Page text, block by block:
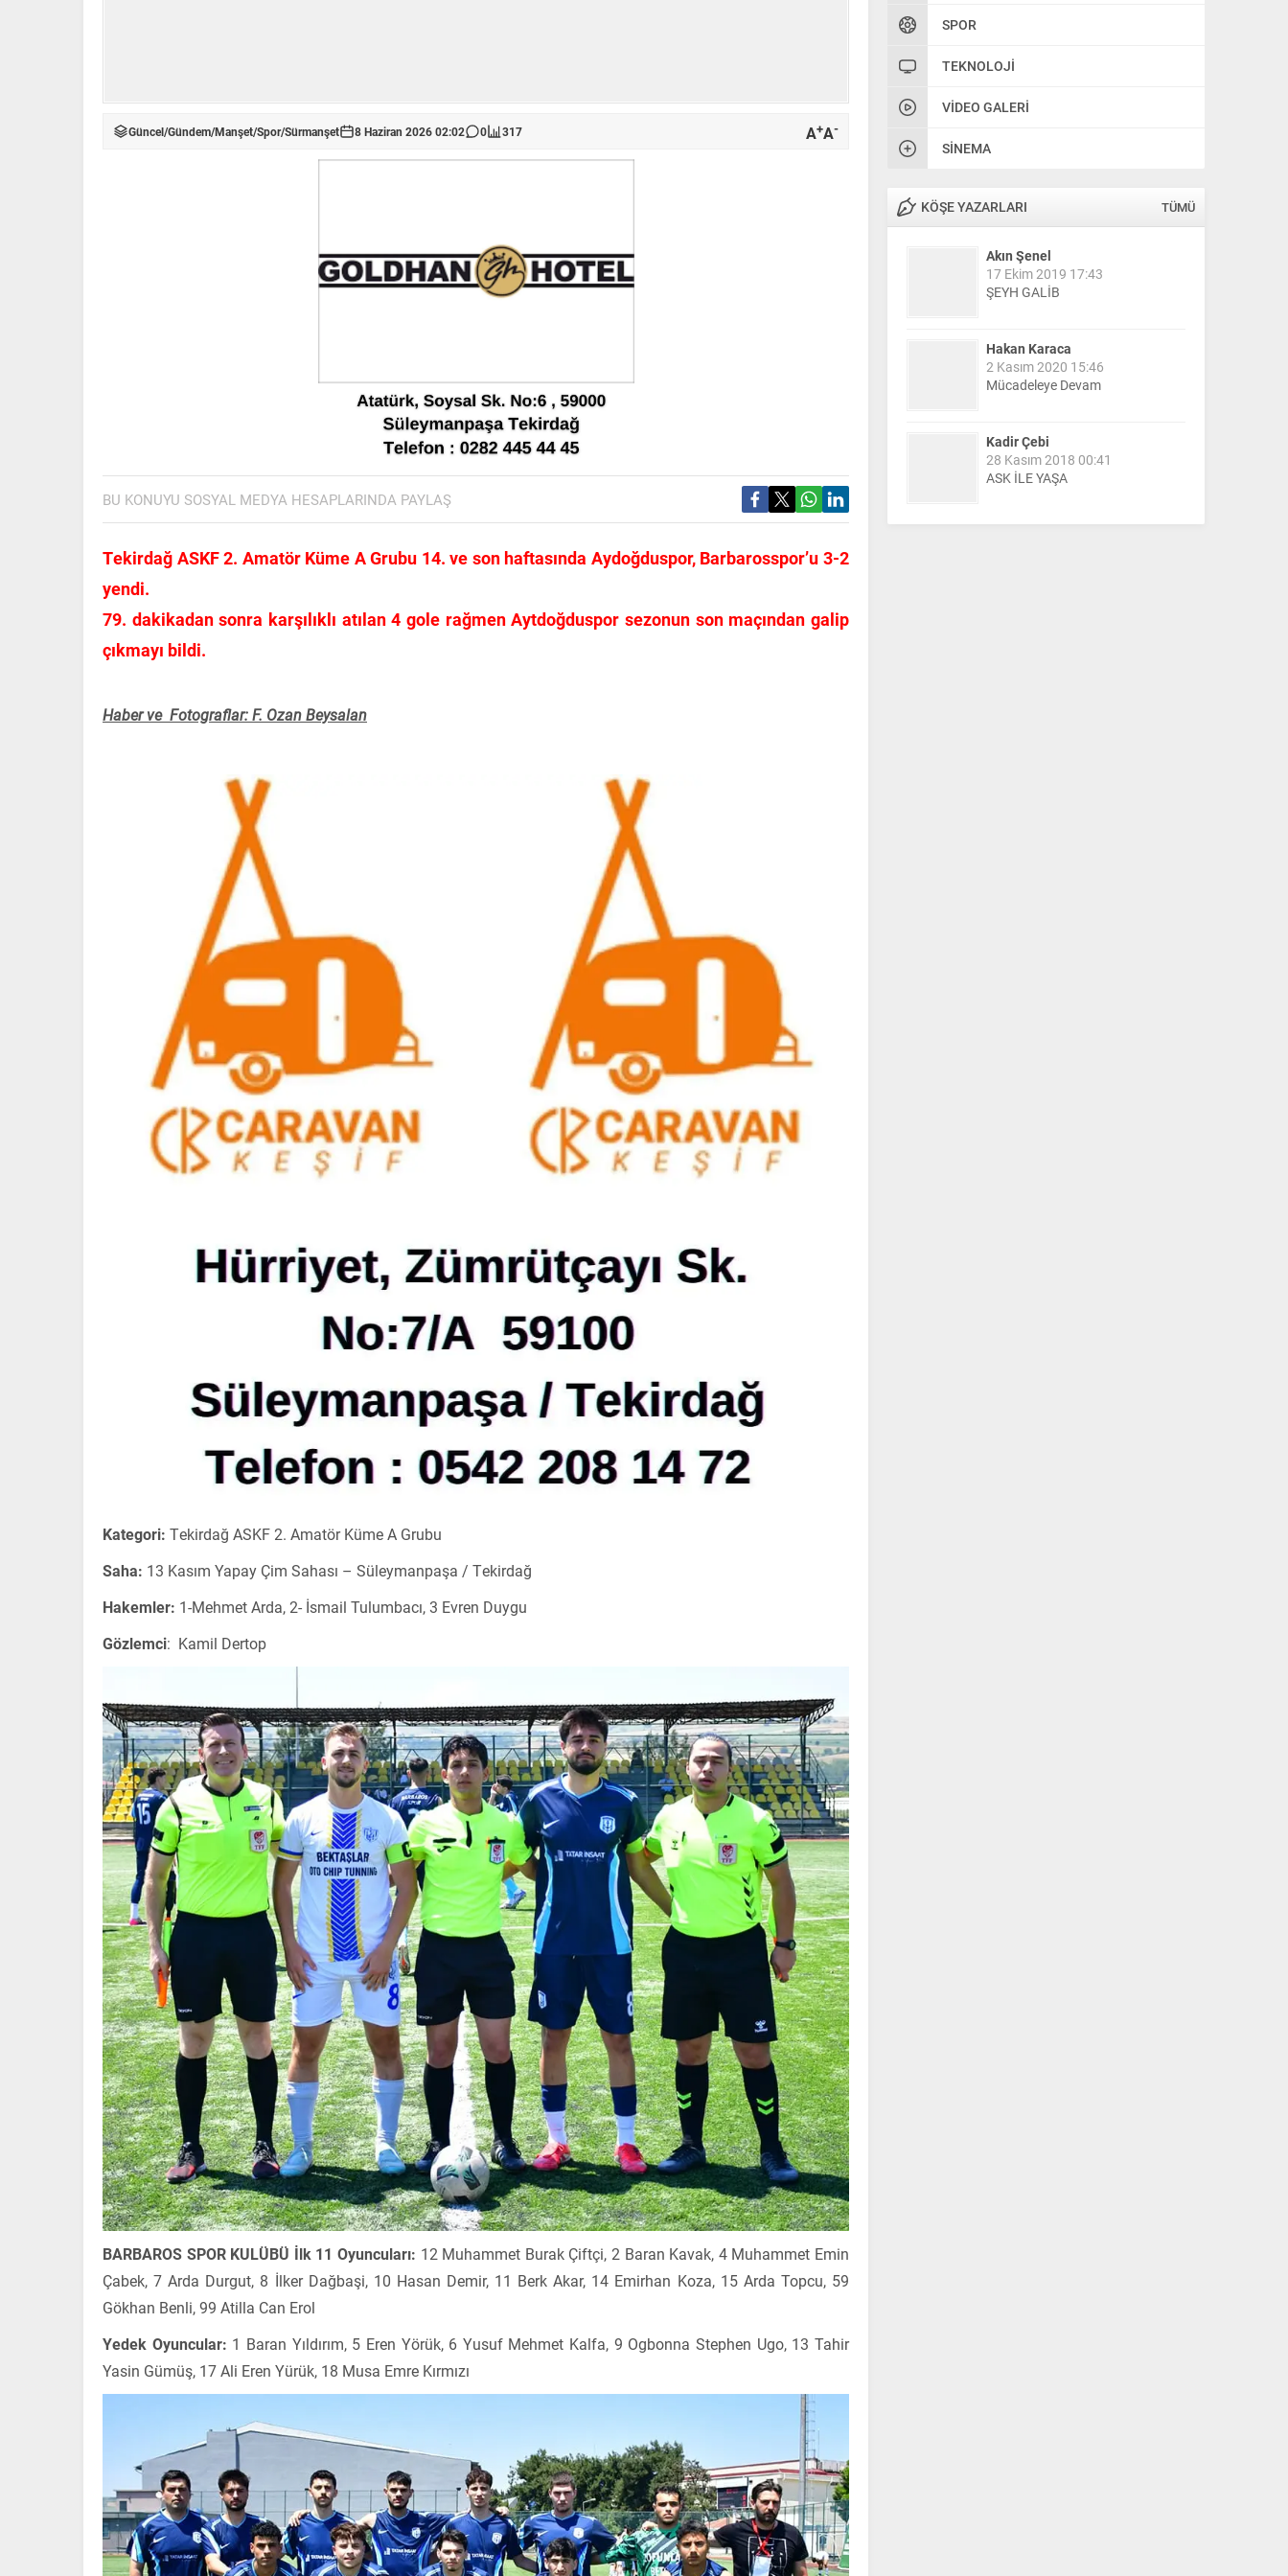
SPOR
TEKNOLOJI
VIDEO GALERI
SINEMA
KÖŞE YAZARLARI TÜMÜ
Akın Şenel
17 Ekim 2019 17:43
ŞEYH GALİB
Hakan Karaca
2 Kasım 2020 15:46
Mücadeleye Devam
Kadir Çebi
28 Kasım 2018 00:41
ASK İLE YAŞA
Güncel/Gündem/Manşet/Spor/Sürmanşet 8 Haziran 2026 02:02 0 317 A+A-
BU KONUYU SOSYAL MEDYA HESAPLARINDA PAYLAŞ
Tekirdağ ASKF 2. Amatör Küme A Grubu 14. ve son haftasında Aydoğduspor, Barbarosspor’u 3-2
yendi.
79. dakikadan sonra karşılıklı atılan 4 gole rağmen Aytdoğduspor sezonun son maçından galip
çıkmayı bildi.
Haber ve Fotograflar: F. Ozan Beysalan
Kategori: Tekirdağ ASKF 2. Amatör Küme A Grubu
Saha: 13 Kasım Yapay Çim Sahası – Süleymanpaşa / Tekirdağ
Hakemler: 1-Mehmet Arda, 2- İsmail Tulumbacı, 3 Evren Duygu
Gözlemci: Kamil Dertop
BARBAROS SPOR KULÜBÜ İlk 11 Oyuncuları: 12 Muhammet Burak Çiftçi, 2 Baran Kavak, 4 Muhammet Emin
Çabek, 7 Arda Durgut, 8 İlker Dağbaşi, 10 Hasan Demir, 11 Berk Akar, 14 Emirhan Koza, 15 Arda Topcu, 59
Gökhan Benli, 99 Atilla Can Erol
Yedek Oyuncular: 1 Baran Yıldırım, 5 Eren Yörük, 6 Yusuf Mehmet Kalfa, 9 Ogbonna Stephen Ugo, 13 Tahir
Yasin Gümüş, 17 Ali Eren Yürük, 18 Musa Emre Kırmızı